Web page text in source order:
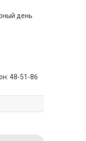
день
48-51-86